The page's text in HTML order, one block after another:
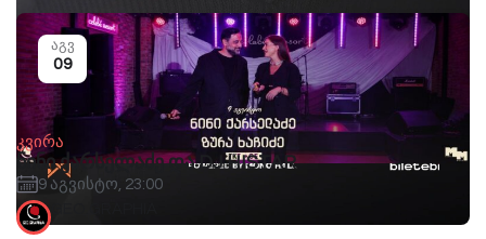
კვირა
ნინი ქარსელაძე და DJ HISTAR
9 აგვისტო, 23:00
აგვ
09